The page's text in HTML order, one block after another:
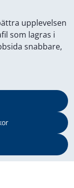
upplevelsen
som lagras i
snabbare,